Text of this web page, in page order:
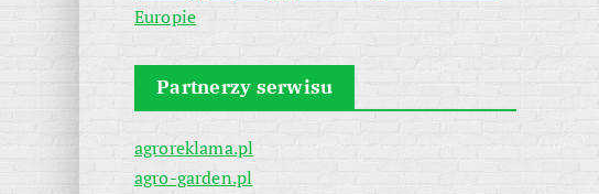
Europie
Partnerzy serwisu
agroreklama.pl
agro-garden.pl